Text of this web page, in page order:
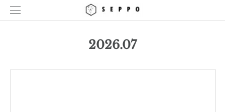
2026.07